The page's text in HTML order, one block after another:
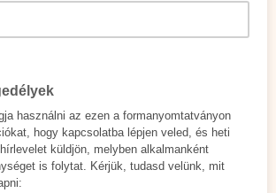
használni az ezen a formanyomtatványon
hogy kapcsolatba lépjen veled, és heti
küldjön, melyben alkalmanként
is folytat. Kérjük, tudasd velünk, mit